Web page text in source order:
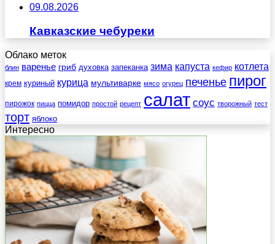
09.08.2026
Кавказские чебуреки
Облако меток
блин варенье гриб духовка запеканка зима капуста кефир котлета
крем куриный курица мультиварке мясо огурец печенье пирог
пирожок пицца помидор простой рецепт салат соус творожный тест
торт яблоко
Интересно